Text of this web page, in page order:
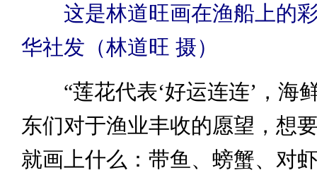
这是林道旺画在渔船上的彩
华社发（林道旺 摄）
“莲花代表‘好运连连’，海
东们对于渔业丰收的愿望，想
就画上什么：带鱼、螃蟹、对